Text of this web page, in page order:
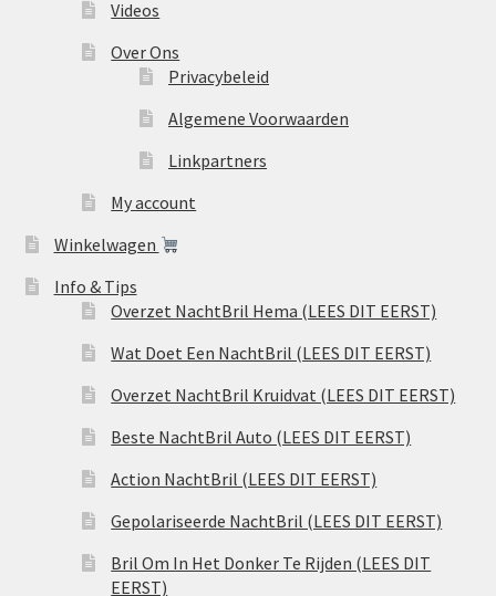
Videos
Over Ons
Privacybeleid
Algemene Voorwaarden
Linkpartners
My account
Winkelwagen
Info & Tips
Overzet NachtBril Hema (LEES DIT EERST)
Wat Doet Een NachtBril (LEES DIT EERST)
Overzet NachtBril Kruidvat (LEES DIT EERST)
Beste NachtBril Auto (LEES DIT EERST)
Action NachtBril (LEES DIT EERST)
Gepolariseerde NachtBril (LEES DIT EERST)
Bril Om In Het Donker Te Rijden (LEES DIT
EERST)